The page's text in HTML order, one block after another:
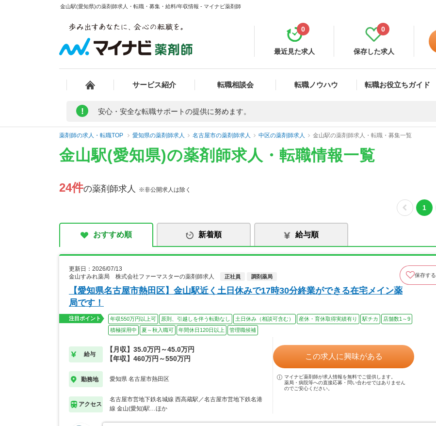
金山駅(愛知県)の薬剤師求人・転職・募集・給料/年収情報 - マイナビ薬剤師
最近見た求人
0
保存した求人
0
サービス紹介 転職相談会 転職ノウハウ 転職お役立ちガイド
! 安心・安全な転職サポートの提供に努めます。
薬剤師の求人・転職TOP 愛知県の薬剤師求人 名古屋市の薬剤師求人 中区の薬剤師求人 金山駅の薬剤師求人・転職・募集一覧
金山駅(愛知県)の薬剤師求人・転職情報一覧
24件の薬剤師求人 ※非公開求人は除く
1
おすすめ順 新着順 給与順
更新日：2026/07/13
金山すみれ薬局 株式会社ファーマスターの薬剤師求人
正社員 調剤薬局 保存する
【愛知県名古屋市熱田区】金山駅近く土日休みで17時30分終業ができる在宅メイン薬
局です！
注目ポイント 年収550万円以上可 原則、引越しを伴う転勤なし 土日休み（相談可含む） 産休・育休取得実績有り 駅チカ
店舗数1～9
積極採用中
夏～秋入職可 年間休日120日以上 管理職候補
給与
【月収】35.0万円～45.0万円
【年収】460万円～550万円
勤務地 愛知県 名古屋市熱田区
アクセス
名古屋市営地下鉄名城線 西高蔵駅／名古屋市営地下鉄名港
線 金山(愛知)駅…ほか
この求人に興味がある
マイナビ薬剤師が求人情報を無料でご提供します。
薬局・病院等への直接応募・問い合わせではありません
のでご安心ください。